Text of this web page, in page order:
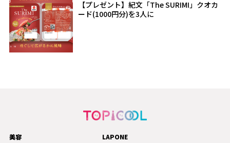
【プレゼント】紀文「The SURIMI」クオカ
ード(1000円分)を3人に
美容
LAPONE